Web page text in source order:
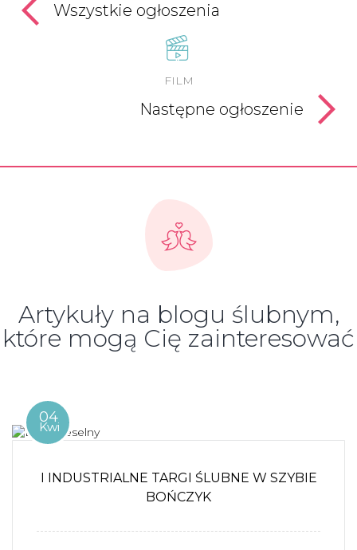
Wszystkie ogłoszenia
FILM
Następne ogłoszenie
Artykuły na blogu ślubnym,
które mogą Cię zainteresować
04
Kwi
I INDUSTRIALNE TARGI ŚLUBNE W SZYBIE
BOŃCZYK